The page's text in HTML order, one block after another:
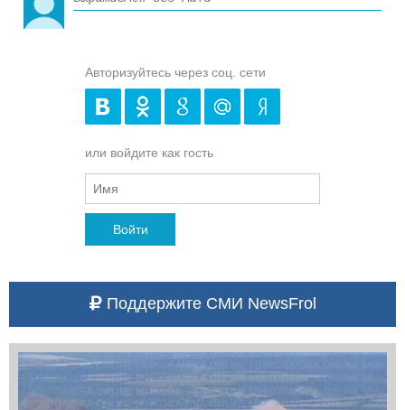
Авторизуйтесь через соц. сети
или войдите как гость
Войти
Поддержите СМИ NewsFrol